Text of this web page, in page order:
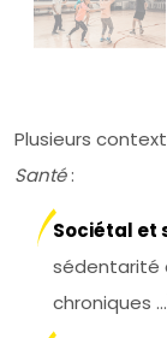
Plusieurs
Santé:
Sociétal et
sédentarité
chroniques